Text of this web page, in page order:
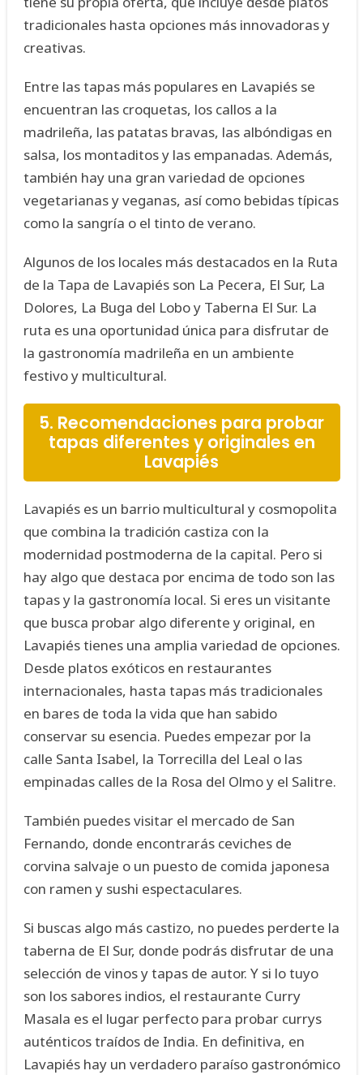
tradicionales hasta opciones más innovadoras y
creativas.
Entre las tapas más populares en Lavapiés se
encuentran las croquetas, los callos a la
madrileña, las patatas bravas, las albóndigas en
salsa, los montaditos y las empanadas. Además,
también hay una gran variedad de opciones
vegetarianas y veganas, así como bebidas típicas
como la sangría o el tinto de verano.
Algunos de los locales más destacados en la Ruta
de la Tapa de Lavapiés son La Pecera, El Sur, La
Dolores, La Buga del Lobo y Taberna El Sur. La
ruta es una oportunidad única para disfrutar de
la gastronomía madrileña en un ambiente
festivo y multicultural.
5. Recomendaciones para probar
tapas diferentes y originales en
Lavapiés
Lavapiés es un barrio multicultural y cosmopolita
que combina la tradición castiza con la
modernidad postmoderna de la capital. Pero si
hay algo que destaca por encima de todo son las
tapas y la gastronomía local. Si eres un visitante
que busca probar algo diferente y original, en
Lavapiés tienes una amplia variedad de opciones.
Desde platos exóticos en restaurantes
internacionales, hasta tapas más tradicionales
en bares de toda la vida que han sabido
conservar su esencia. Puedes empezar por la
calle Santa Isabel, la Torrecilla del Leal o las
empinadas calles de la Rosa del Olmo y el Salitre.
También puedes visitar el mercado de San
Fernando, donde encontrarás ceviches de
corvina salvaje o un puesto de comida japonesa
con ramen y sushi espectaculares.
Si buscas algo más castizo, no puedes perderte la
taberna de El Sur, donde podrás disfrutar de una
selección de vinos y tapas de autor. Y si lo tuyo
son los sabores indios, el restaurante Curry
Masala es el lugar perfecto para probar currys
auténticos traídos de India. En definitiva, en
Lavapiés hay un verdadero paraíso gastronómico